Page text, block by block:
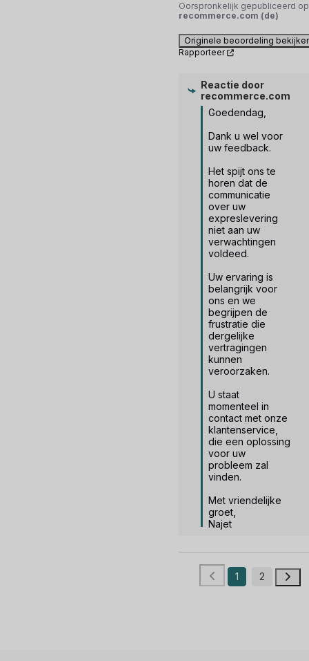
Oorspronkelijk gepubliceerd op
recommerce.com (de)
Originele beoordeling
Rapporteer
Reactie door
recommerce.com
Goedendag,
Dank u wel voor
uw feedback.
Het spijt ons te
horen dat de
communicatie
over uw
expreslevering
niet aan uw
verwachtingen
voldeed.
Uw ervaring is
belangrijk voor
ons en we
begrijpen de
frustratie die
dergelijke
vertragingen
kunnen
veroorzaken.
U staat
momenteel in
contact met onze
klantenservice,
die een oplossing
voor uw
probleem zal
vinden.
Met vriendelijke
groet,
Najet
1 2